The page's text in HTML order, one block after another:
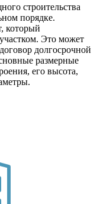
строительства
порядке.
который
Это может
долгосрочной
размерные
его высота,